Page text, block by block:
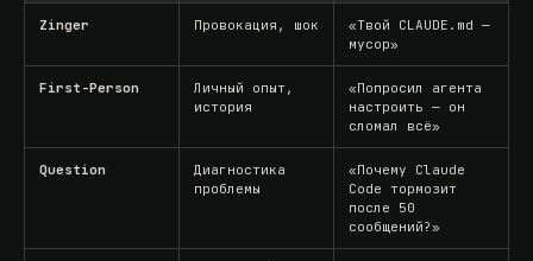
Zinger Провокация, шок
«Твой CLAUDE.md —
мусор»
First-Person
Личный опыт,
история
«Попросил агента
настроить — он
сломал всё»
Question
Диагностика
проблемы
«Почему Claude
Code тормозит
после 50
сообщений?»